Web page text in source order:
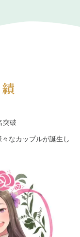
突破
なカップルが誕生し